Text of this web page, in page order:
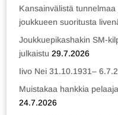
Kansainvälistä
joukkueen suoritusta
Joukkuepikashakin SM-
julkaistu 29.7.2026
Iivo Nei 31.10.1931–
Muistakaa hankkia
24.7.2026